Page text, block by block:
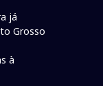
já
Grosso
à